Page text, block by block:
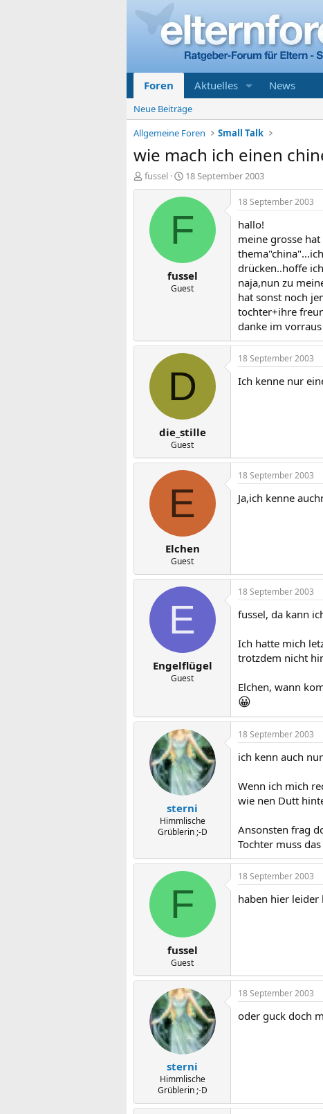
Foren Aktuelles News
Neue Beiträge
Allgemeine Foren
Small Talk
wie mach ich einen
E
r
fussel
E
r
s
t
a
m
18 September 2003
F
fussel
Guest
18 September 2003
hallo!
meine grosse
drücken..hoffe
naja,nun zu
hat sonst noch
tochter+ihre
danke im vorraus
D
die_stille
Guest
18 September 2003
Ich kenne nur
E
Elchen
Guest
18 September 2003
Ja,ich kenne
E
Engelflügel
Guest
18 September 2003
fussel, da kann
Ich hatte mich
trotzdem nicht
Elchen, wann
😀
sterni
Himmlische
Grüblerin ;-D
18 September 2003
ich kenn auch
Wenn ich mich
wie nen Dutt
Ansonsten frag
Tochter muss
F
fussel
Guest
18 September 2003
haben hier leider
sterni
Himmlische
Grüblerin ;-D
18 September 2003
oder guck doch